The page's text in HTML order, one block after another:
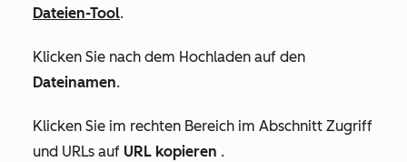
Dateien-Tool.
Klicken Sie nach dem Hochladen auf den
Dateinamen.
Klicken Sie im rechten Bereich im Abschnitt Zugriff
und URLs auf URL kopieren .